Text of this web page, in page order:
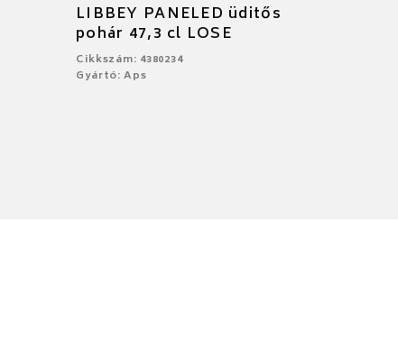
LIBBEY PANELED üditős
pohár 47,3 cl LOSE
Cikkszám: 4380234
Gyártó: Aps